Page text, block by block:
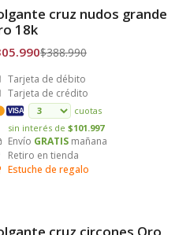
Envío Gratiscruz nudos grande
18k
$388.990
Tarjeta de débito
Tarjeta de crédito
VISA
cuotas
sin interés de $101.997
Envío GRATIS mañana
Retiro en tienda
Estuche de regalo